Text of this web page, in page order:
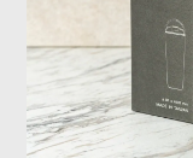
✅
台灣在地製造，
由專業保溫瓶工
經過嚴格品檢。